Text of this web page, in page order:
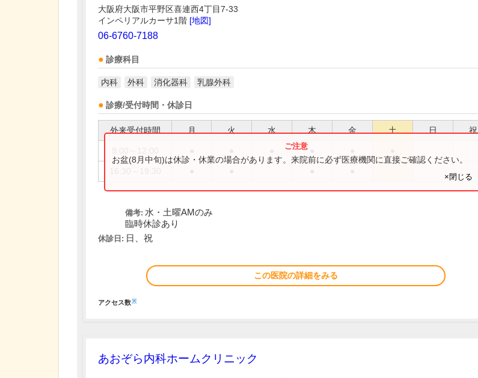
大阪府大阪市平野区喜連西4丁目7-33
インペリアルカーサ1階 [地図]
06-6760-7188
診療科目
内科 外科 消化器科 乳腺外科
診療/受付時間・休診日
外来受付時間 月 火 水 木 金 土 日 祝
お盆(8月中旬)は休診・休業の場合があります。来院前に必ず医療機関に直接ご確認ください。
×閉じる
備考: 水・土曜AMのみ
臨時休診あり
休診日: 日、祝
この医院の詳細をみる
アクセス数※
あおぞら内科ホームクリニック